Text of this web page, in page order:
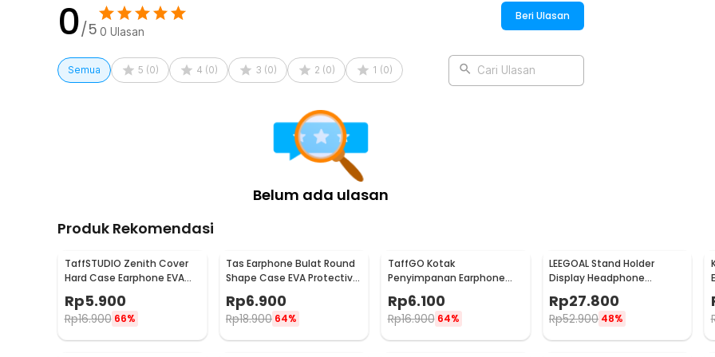
Perlindungan Saat Berenang
sehingga dapat memberikan perlindungan maksimal untuk telinga, memungkinkan Anda dapat
menikmati kegiatan berenang tanpa risiko infeksi telinga.
Dapatkan tidur nyenyak dengan menggunakan earplug karena mampu menahan suara yang
mengganggu. Desainnya dibuat tipis dan memastikan earplug tetap nyaman bahkan saat
berbaring. Anda tidak akan merasakan sesuatu yang mengganjal di telinga.
1 Pasang TaffSPORT Penutup Telinga Earplug Noise Reduction 3 Layer - VO75
0/5 0 Ulasan
Beri Ulasan
Semua 5 (0) 4 (0) 3 (0) 2 (0) 1 (0) Cari Ulasan
Belum ada ulasan
Produk Rekomendasi
TaffSTUDIO Zenith Cover
Hard Case Earphone EVA
Rp5.900
Rp16.900 66%
Tas Earphone Bulat Round
Shape Case EVA Protective
Mini Bag 1PCS - D0083
Rp6.900
Rp18.900 64%
TaffGO Kotak
Penyimpanan Earphone
Aksesoris Gadget EVA Hard
Case - VBG-E01
Rp6.100
Rp16.900 64%
LEEGOAL Stand Holder
Display Headphone
Headset Acrylic - DA1502
Rp27.800
Rp52.900 48%